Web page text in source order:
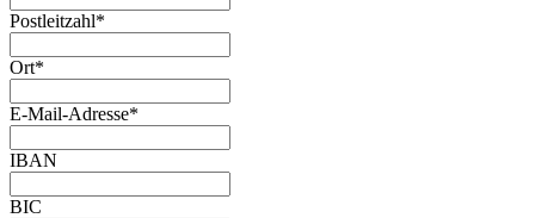
Postleitzahl*
Ort*
E-Mail-Adresse*
IBAN
BIC